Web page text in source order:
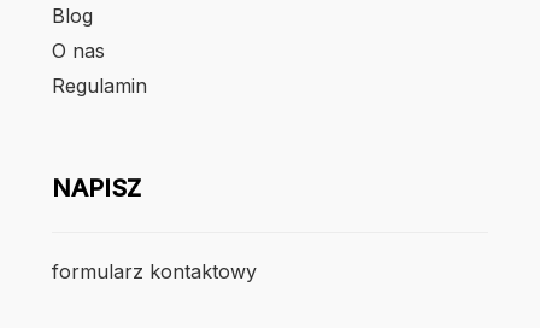
Blog
O nas
Regulamin
NAPISZ
formularz kontaktowy